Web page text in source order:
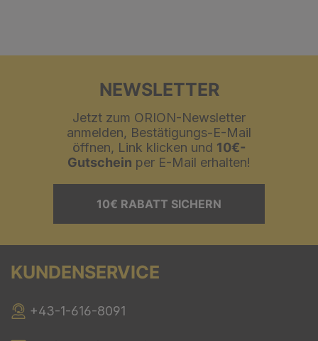
NEWSLETTER
Jetzt zum ORION-Newsletter
anmelden, Bestätigungs-E-Mail
öffnen, Link klicken und 10€-
Gutschein per E-Mail erhalten!
10€ RABATT SICHERN
KUNDENSERVICE
+43-1-616-8091